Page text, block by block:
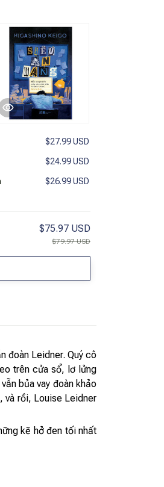
$27.99 USD
$24.99 USD
$26.99 USD
$75.97 USD
$79.97 USD
đoàn Leidner. Quý cô
trên cửa sổ, lơ lửng
bủa vay đoàn khảo
và rồi, Louise Leidner
kẽ hở đen tối nhất